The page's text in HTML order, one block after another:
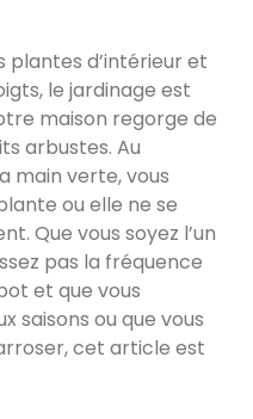
plantes d’intérieur et
le jardinage est
maison regorge de
arbustes. Au
main verte, vous
ou elle ne se
Que vous soyez l’un
pas la fréquence
et que vous
saisons ou que vous
cet article est